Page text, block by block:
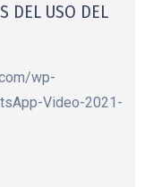
DEL USO DEL
wp-
Video-2021-